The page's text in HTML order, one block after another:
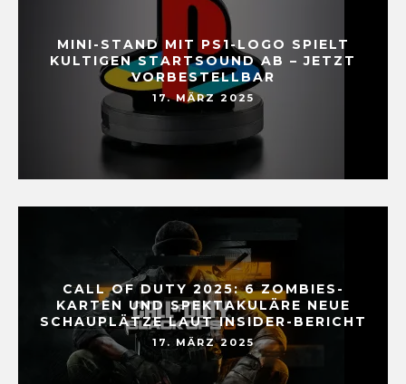
MINI-STAND MIT PS1-LOGO SPIELT
KULTIGEN STARTSOUND AB – JETZT
VORBESTELLBAR
17. MÄRZ 2025
CALL OF DUTY 2025: 6 ZOMBIES-
KARTEN UND SPEKTAKULÄRE NEUE
SCHAUPLÄTZE LAUT INSIDER-BERICHT
17. MÄRZ 2025